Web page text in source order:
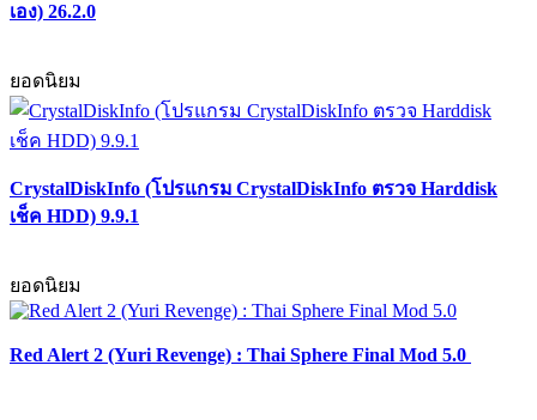
เอง) 26.2.0
ยอดนิยม
CrystalDiskInfo (โปรแกรม CrystalDiskInfo ตรวจ Harddisk
เช็ค HDD) 9.9.1
ยอดนิยม
Red Alert 2 (Yuri Revenge) : Thai Sphere Final Mod 5.0